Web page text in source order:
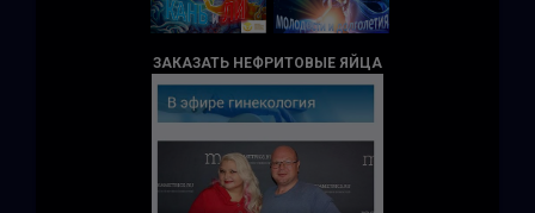
ЗАКАЗАТЬ НЕФРИТОВЫЕ ЯЙЦА